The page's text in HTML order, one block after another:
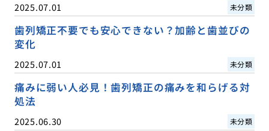
2025.07.01 未分類
歯列矯正不要でも安心できない？加齢と歯並びの
変化
2025.07.01 未分類
痛みに弱い人必見！歯列矯正の痛みを和らげる対
処法
2025.06.30 未分類